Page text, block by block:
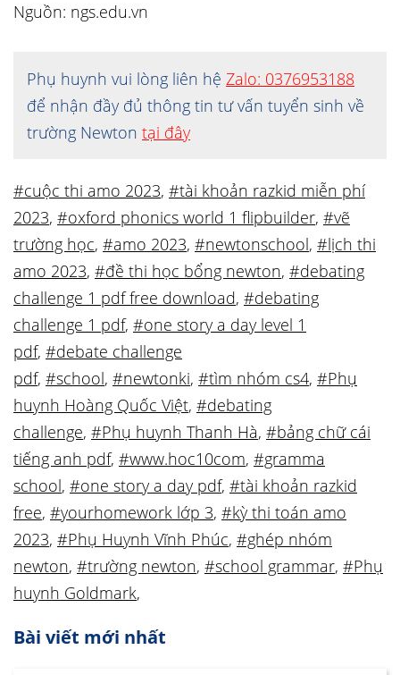
Nguồn: ngs.edu.vn
Phụ huynh vui lòng liên hệ Zalo: 0376953188
để nhận đầy đủ thông tin tư vấn tuyển sinh về
trường Newton tại đây
#cuộc thi amo 2023, #tài khoản razkid miễn phí
2023, #oxford phonics world 1 flipbuilder, #vẽ
trường học, #amo 2023, #newtonschool, #lịch thi
amo 2023, #đề thi học bổng newton, #debating
challenge 1 pdf free download, #debating
challenge 1 pdf, #one story a day level 1
pdf, #debate challenge
pdf, #school, #newtonki, #tìm nhóm cs4, #Phụ
huynh Hoàng Quốc Việt, #debating
challenge, #Phụ huynh Thanh Hà, #bảng chữ cái
tiếng anh pdf, #www.hoc10com, #gramma
school, #one story a day pdf, #tài khoản razkid
free, #yourhomework lớp 3, #kỳ thi toán amo
2023, #Phụ Huynh Vĩnh Phúc, #ghép nhóm
newton, #trường newton, #school grammar, #Phụ
huynh Goldmark,
Bài viết mới nhất